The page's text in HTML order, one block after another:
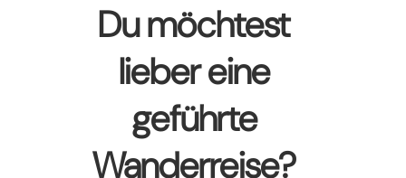
Du möchtest
lieber eine
geführte
Wanderreise?